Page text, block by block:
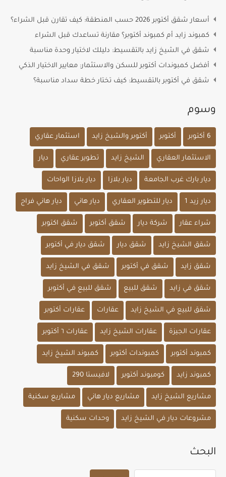
أسعار شقق أكتوبر 2026 حسب المنطقة: كيف تقارن قبل الشراء؟
كمبوند زايد أم كمبوند أكتوبر؟ مقارنة تساعدك قبل الشراء
شقق في الشيخ زايد بالتقسيط: دليلك لاختيار وحدة مناسبة
أفضل كمبوندات أكتوبر للسكن والاستثمار: معايير الاختيار الذكي
شقق في أكتوبر بالتقسيط: كيف تختار خطة سداد مناسبة؟
وسوم
6 أكتوبر أكتوبر أكتوبر والشيخ زايد استثمار عقاري
الاستثمار العقاري الشيخ زايد تطوير عقاري ديار
ديار بارك غرب الجامعة ديار بلازا ديار بلازا الواحات
ديار زيد 1 ديار للتطوير العقاري ديار هاني ديار هاني فراج
شراء عقار شركة ديار شقق أكتوبر شقق اكتوبر
شقق الشيخ زايد شقق ديار شقق ديار في أكتوبر
شقق زايد شقق في أكتوبر شقق في الشيخ زايد
شقق في زايد شقق للبيع شقق للبيع في أكتوبر
شقق للبيع في الشيخ زايد عقارات عقارات أكتوبر
عقارات الجيزة عقارات الشيخ زايد عقارات ٦ أكتوبر
كمبوند أكتوبر كمبوندات أكتوبر كمبوند الشيخ زايد
كمبوند زايد كومبوند أكتوبر لافيستا 290
مشاريع الشيخ زايد مشاريع ديار هاني مشاريع سكنية
مشروعات ديار في الشيخ زايد وحدات سكنية
البحث